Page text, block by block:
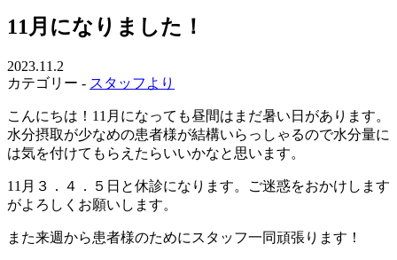
11月になりました！
2023.11.2
カテゴリー - スタッフより
こんにちは！11月になっても昼間はまだ暑い日があります。
水分摂取が少なめの患者様が結構いらっしゃるので水分量に
は気を付けてもらえたらいいかなと思います。
11月３．４．５日と休診になります。ご迷惑をおかけします
がよろしくお願いします。
また来週から患者様のためにスタッフ一同頑張ります！